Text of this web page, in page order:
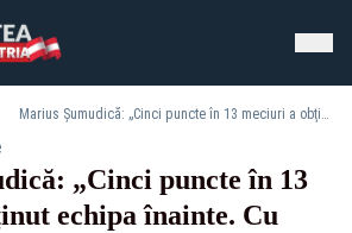
Marius Șumudică: „Cinci puncte în 13 meciuri a obţinut echipa înainte. Cu mine are patru puncte în patru meciuri”
„Cinci puncte în 13
echipa înainte. Cu